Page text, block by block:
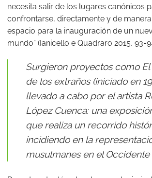
necesita salir de los lugares canónicos
confrontarse, directamente y de
espacio para la inauguración de un
mundo” (Ianicello e Quadraro 2015, 93-
Surgieron proyectos como
de los extraños(iniciado en
llevado a cabo por el artista
López Cuenca: una
que realiza un recorrido
incidiendo en la
musulmanes en el Occidente